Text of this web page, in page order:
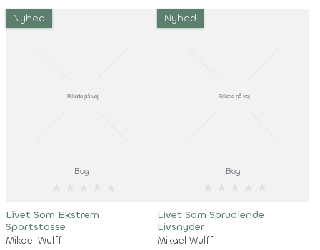
Nyhed
Bog
Livet Som Ekstrem
Sportstosse
Mikael Wulff
Nyhed
Bog
Livet Som Sprudlende
Livsnyder
Mikael Wulff